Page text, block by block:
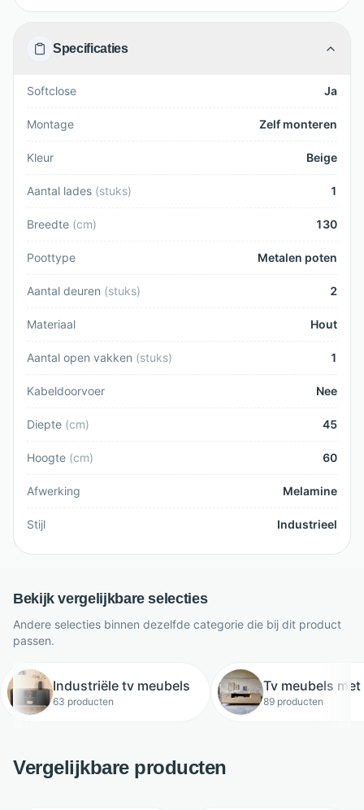
Specificaties
Softclose Ja
Montage Zelf monteren
Kleur Beige
Aantal lades (stuks) 1
Breedte (cm) 130
Poottype Metalen poten
Aantal deuren (stuks) 2
Materiaal Hout
Aantal open vakken (stuks) 1
Kabeldoorvoer Nee
Diepte (cm) 45
Hoogte (cm) 60
Afwerking Melamine
Stijl Industrieel
Bekijk vergelijkbare selecties
Andere selecties binnen dezelfde categorie die bij dit product
passen.
Industriële tv meubels
63 producten
Tv meubels
89 producten
Vergelijkbare producten